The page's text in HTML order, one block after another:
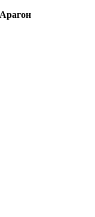
Арагон